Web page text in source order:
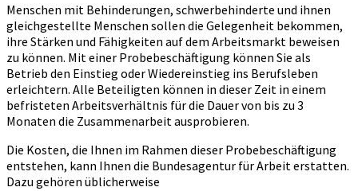
Menschen mit Behinderungen, schwerbehinderte und ihnen
gleichgestellte Menschen sollen die Gelegenheit bekommen,
ihre Stärken und Fähigkeiten auf dem Arbeitsmarkt beweisen
zu können. Mit einer Probebeschäftigung können Sie als
Betrieb den Einstieg oder Wiedereinstieg ins Berufsleben
erleichtern. Alle Beteiligten können in dieser Zeit in einem
befristeten Arbeitsverhältnis für die Dauer von bis zu 3
Monaten die Zusammenarbeit ausprobieren.
Die Kosten, die Ihnen im Rahmen dieser Probebeschäftigung
entstehen, kann Ihnen die Bundesagentur für Arbeit erstatten.
Dazu gehören üblicherweise